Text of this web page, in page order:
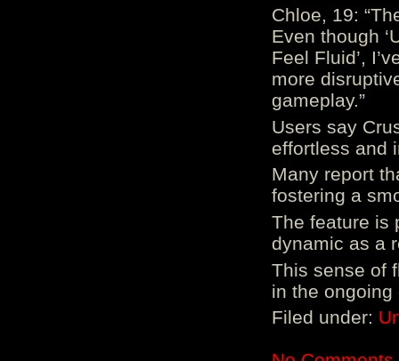
Chloe, 19:
Even though
Feel Fluid’,
more
gameplay.”
Users say
effortless and
Many report
fostering a
The feature is
dynamic as a
This sense of
in the ongoing
Filed under: